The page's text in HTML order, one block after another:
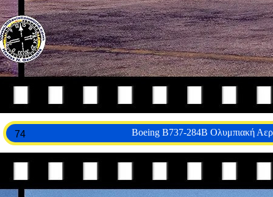
Boeing B737-284B Ολυμπιακή
74